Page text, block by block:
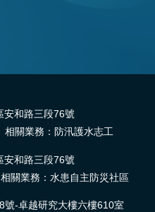
和路三段76號
業務：防汛護水志工
和路三段76號
業務：水患自主防災社區
-卓越研究大樓六樓610室